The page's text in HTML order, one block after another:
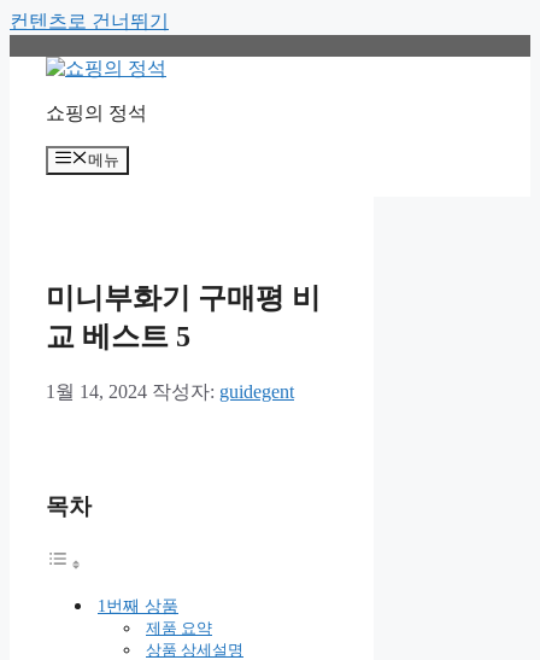
컨텐츠로 건너뛰기
쇼핑의 정석
메뉴
미니부화기 구매평 비
교 베스트 5
1월 14, 2024 작성자: guidegent
목차
1번째 상품
제품 요약
상품 상세설명